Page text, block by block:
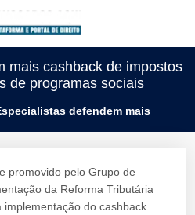
mais cashback de impostos
de programas sociais
defendem mais
promovido pelo Grupo de
da Reforma Tributária
do cashback